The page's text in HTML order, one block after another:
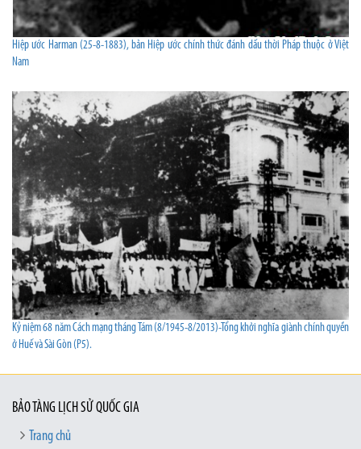
Hiệp ước Harman (25-8-1883), bản Hiệp ước chính thức đánh dấu thời Pháp thuộc ở Việt
Nam
Kỷ niệm 68 năm Cách mạng tháng Tám (8/1945-8/2013)-Tổng khởi nghĩa giành chính quyền
ở Huế và Sài Gòn (P5).
BẢO TÀNG LỊCH SỬ QUỐC GIA
Trang chủ